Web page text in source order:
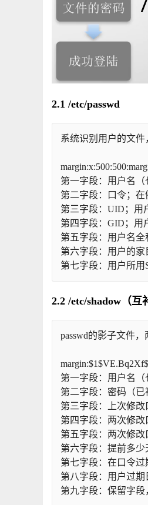
2.1 /etc/passwd
系统识别用户的文
第一字段：用户名（
第二字段：口令；在
第三字段：UID；用
第四字段：GID；用
第五字段：用户名全
第六字段：用户的家
第七字段：用户所用
2.2 /etc/shadow（互
passwd的影子文件
第一字段：用户名（
第二字段：密码（已
第三字段：上次修改
第四字段：两次修改
第五字段：两次修改
第六字段：提前多少
第七字段：在口令过
第八字段：用户过期
第九字段：保留字段